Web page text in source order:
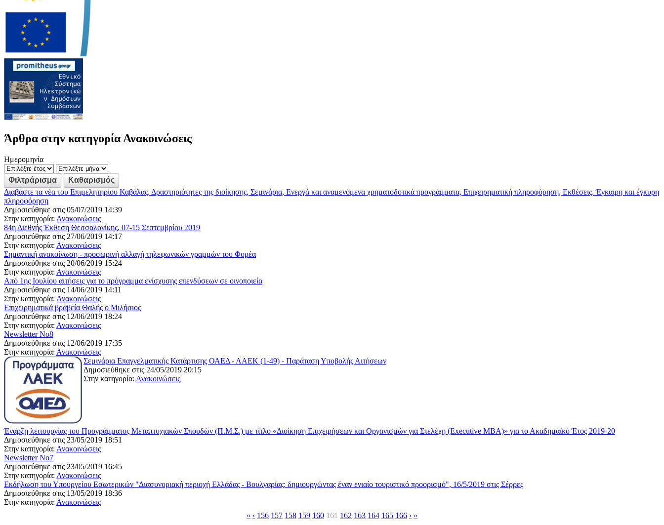
Άρθρα στην κατηγορία Ανακοινώσεις
Ημερομηνία
Διαβάστε τα νέα του Επιμελητηρίου Καβάλας. Δραστηριότητες της διοίκησης, Σεμινάρια, Ενεργά και αναμενόμενα χρηματοδοτικά προγράμματα, Επιχειρηματική πληροφόρηση, Εκθέσεις. Έγκαιρη και έγκυρη
πληροφόρηση
Δημοσιεύθηκε στις 05/07/2019 14:39
Στην κατηγορία: Ανακοινώσεις
84η Διεθνής Έκθεση Θεσσαλονίκης, 07-15 Σεπτεμβρίου 2019
Δημοσιεύθηκε στις 27/06/2019 14:17
Στην κατηγορία: Ανακοινώσεις
Σημαντική ανακοίνωση - προσωρινή αλλαγή τηλεφωνικών γραμμών του Φορέα
Δημοσιεύθηκε στις 20/06/2019 15:24
Στην κατηγορία: Ανακοινώσεις
Από 1ης Ιουλίου αιτήσεις για το πρόγραμμα ενίσχυσης επενδύσεων σε οινοποιεία
Δημοσιεύθηκε στις 14/06/2019 14:11
Στην κατηγορία: Ανακοινώσεις
Επιχειρηματικά βραβεία Θαλής ο Μιλήσιος
Δημοσιεύθηκε στις 12/06/2019 18:24
Στην κατηγορία: Ανακοινώσεις
Newsletter No8
Δημοσιεύθηκε στις 12/06/2019 17:35
Στην κατηγορία: Ανακοινώσεις
Σεμινάρια Επαγγελματικής Κατάρτισης ΟΑΕΔ - ΛΑΕΚ (1-49) - Παράταση Υποβολής Αιτήσεων
Δημοσιεύθηκε στις 24/05/2019 20:15
Στην κατηγορία: Ανακοινώσεις
Έναρξη λειτουργίας του Προγράμματος Μεταπτυχιακών Σπουδών (Π.Μ.Σ.) με τίτλο «Διοίκηση Επιχειρήσεων και Οργανισμών για Στελέχη (Executive MBA)» για το Ακαδημαϊκό Έτος 2019-20
Δημοσιεύθηκε στις 23/05/2019 18:51
Στην κατηγορία: Ανακοινώσεις
Newsletter No7
Δημοσιεύθηκε στις 23/05/2019 16:45
Στην κατηγορία: Ανακοινώσεις
Εκδήλωση του Υπουργείου Εσωτερικών "Διασυνοριακή περιοχή Ελλάδας - Βουλγαρίας: δημιουργώντας έναν ενιαίο τουριστικό προορισμό", 16/5/2019 στις Σέρρες
Δημοσιεύθηκε στις 13/05/2019 18:36
Στην κατηγορία: Ανακοινώσεις
« ‹ 156 157 158 159 160 161 162 163 164 165 166 › »